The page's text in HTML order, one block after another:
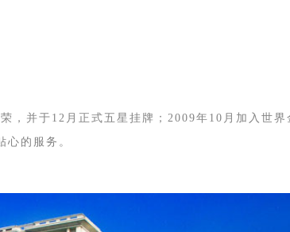
并于12月正式五星挂牌；2009年10月加入世界
心的服务。